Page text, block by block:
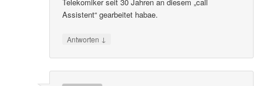
Assistent“ gearbeitet habae.
Antworten ↓